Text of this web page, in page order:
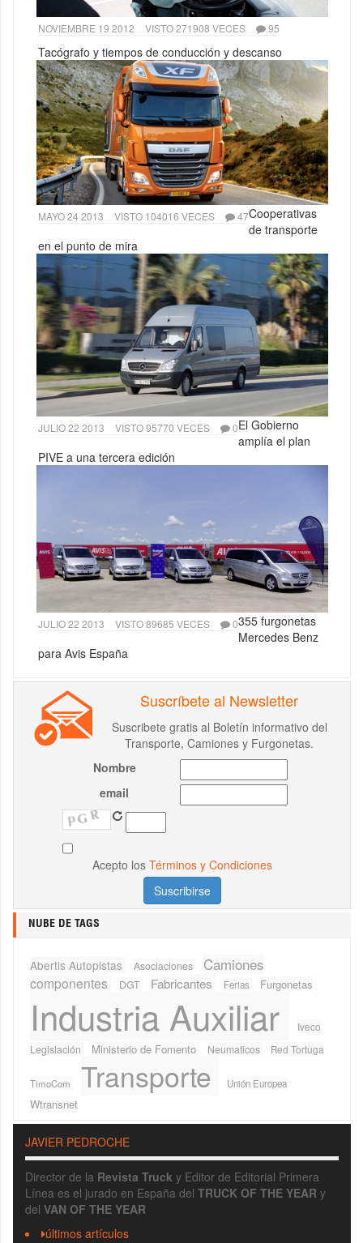
NOVIEMBRE 19 2012 VISTO 271908 VECES 95
Tacógrafo y tiempos de conducción y descanso
MAYO 24 2013 VISTO 104016 VECES 47Cooperativas
de transporte
en el punto de mira
JULIO 22 2013 VISTO 95770 VECES 0El Gobierno
amplía el plan
PIVE a una tercera edición
JULIO 22 2013 VISTO 89685 VECES 0355 furgonetas
Mercedes Benz
para Avis España
Suscríbete al Newsletter
Suscribete gratis al Boletín informativo del
Transporte, Camiones y Furgonetas.
Nombre
email
Acepto los Términos y Condiciones
NUBE DE TAGS
Abertis Autopistas Asociaciones Camiones
componentes DGT Fabricantes Ferias Furgonetas
Industria Auxiliar
Iveco
Legislación
Ministerio de Fomento Neumaticos Red Tortuga
TimoCom Transporte Unión Europea
Wtransnet
JAVIER PEDROCHE
Director de la Revista Truck y Editor de Editorial Primera
Línea es el jurado en España del TRUCK OF THE YEAR y
del VAN OF THE YEAR
últimos artículos